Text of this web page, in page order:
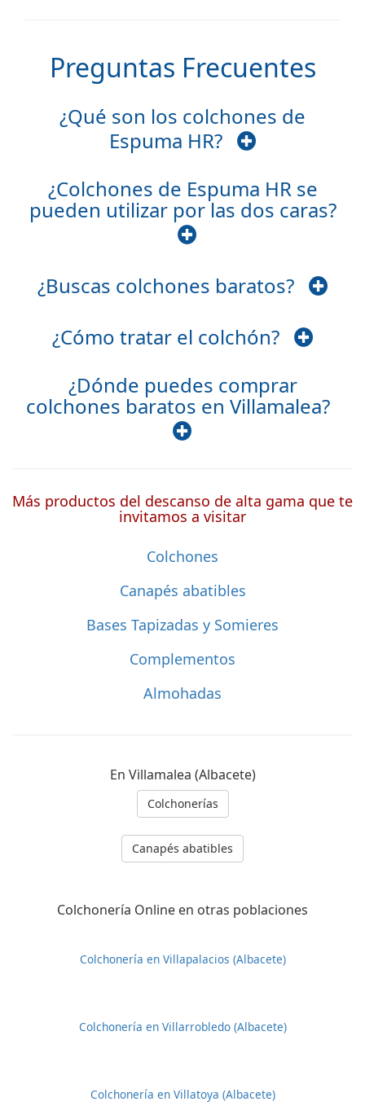
Preguntas Frecuentes
¿Qué son los colchones de
Espuma HR?
¿Colchones de Espuma HR se
pueden utilizar por las dos caras?
¿Buscas colchones baratos?
¿Cómo tratar el colchón?
¿Dónde puedes comprar
colchones baratos en Villamalea?
Más productos del descanso de alta gama que te
invitamos a visitar
Colchones
Canapés abatibles
Bases Tapizadas y Somieres
Complementos
Almohadas
En Villamalea (Albacete)
Colchonerías
Canapés abatibles
Colchonería Online en otras poblaciones
Colchonería en Villapalacios (Albacete)
Colchonería en Villarrobledo (Albacete)
Colchonería en Villatoya (Albacete)